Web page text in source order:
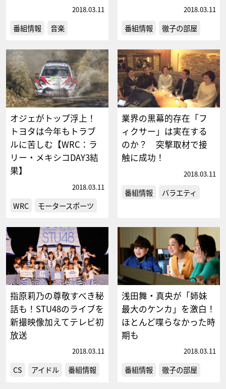
2018.03.11
番組情報 音楽
2018.03.11
番組情報 徹子の部屋
オジェがトップ浮上！
トヨタは今年もトラブ
ルに苦しむ【WRC：ラ
リー・メキシコDAY3結
果】
2018.03.11
WRC モータースポーツ
業界の黒幕的存在「フ
ィクサー」は実在する
のか？ 突撃取材で接
触に成功！
2018.03.11
番組情報 バラエティ
指原莉乃の尊敬すべき秘
話も！STU48のライブを
新撮映像加えてテレビ初
放送
2018.03.11
CS アイドル 番組情報
浅田舞・真央が「姉妹
最大のケンカ」を激白！
ほとんど喋らなかった時
期も
2018.03.11
番組情報 徹子の部屋